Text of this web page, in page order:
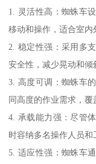
1. 灵活性高：蜘蛛车
移动和操作，适合室内
2. 稳定性强：采用多
安全性，减少晃动和倾
3. 高度可调：蜘蛛车
同高度的作业需求，覆
4. 承载能力强：尽管
时容纳多名操作人员和
5. 适应性强：蜘蛛车